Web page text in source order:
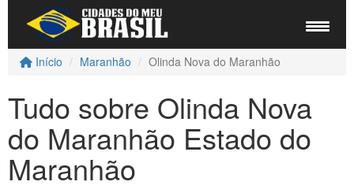
Início Maranhão Olinda Nova do Maranhão
Tudo sobre Olinda Nova
do Maranhão Estado do
Maranhão